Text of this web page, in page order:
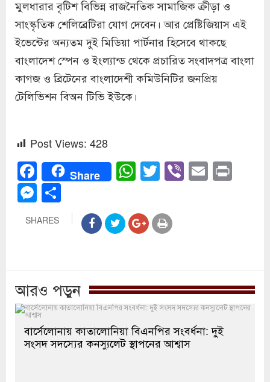
মুলধারার বৃটিশ বিভিন্ন রাজনৈতিক সামাজিক ক্রীড়া ও
সাংস্কৃতিক শেলিব্রেটিরা যোগ দেবেন। আর প্রেষ্টিজিয়াস এই
ইভেন্টের অন্যতম দুই মিডিয়া পার্টনার হিসেবে থাকছে
বাংলাদেশ স্পেন ও ইংল্যান্ড থেকে প্রচারিত সংবাদপত্র বাংলা
কাগজ ও ব্রিটেনের বাংলাদেশী কমিউনিটির জনপ্রিয়
টেলিভিশন বিঅন টিভি ইউকে।
Post Views: 428
Facebook
Share WhatsApp
Twitter
Viber
Email
Messenger
SHARES
আরও পড়ুন
বার্সেলোনায় কাতালোনিয়া বিএনপির সংবর্ধনা: দুই
সংসদ সদস্যের কনস্যুলেট স্থাপনের আশ্বাস